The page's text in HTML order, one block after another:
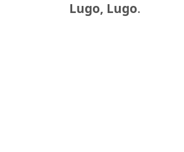
Lugo, Lugo.